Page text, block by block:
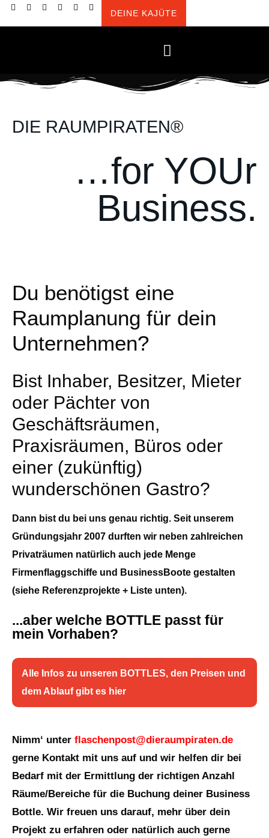
DEINE KAJÜTE
DIE RAUMPIRATEN®
…for YOUr
Business.
Du benötigst eine
Raumplanung für dein
Unternehmen?
Bist Inhaber, Besitzer, Mieter
oder Pächter von
Geschäftsräumen,
Praxisräumen, Büros oder
einer (zukünftig)
wunderschönen Gastro?
Dann bist du bei uns genau richtig. Seit unserem
Gründungsjahr 2007 durften wir neben zahlreichen
Privaträumen natürlich auch jede Menge
Firmenflaggschiffe und BusinessBoote gestalten
(siehe Referenzprojekte + Liste unten).
...aber welche BOTTLE passt für
mein Vorhaben?
Alle Infos zu unseren BOTTLES, den Preisen und
dem Ablauf gibt es hier
Nimm‘ unter flaschenpost@dieraumpiraten.de
gerne Kontakt mit uns auf und wir helfen dir bei
Bedarf mit der Ermittlung der richtigen Anzahl
Räume/Bereiche für die Buchung deiner Business
Bottle. Wir freuen uns darauf, mehr über dein
Projekt zu erfahren oder natürlich auch gerne